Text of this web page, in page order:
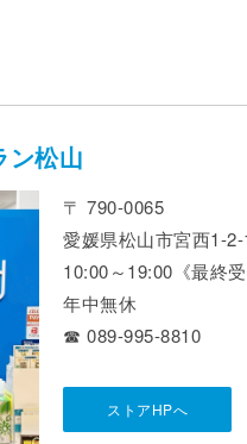
松山
〒 790-0065
愛媛県松山市宮西1-
10:00～19:00《最終受
年中無休
☎ 089-995-8810
ストアHPへ